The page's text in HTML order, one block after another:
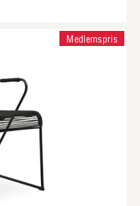
Medlemspris